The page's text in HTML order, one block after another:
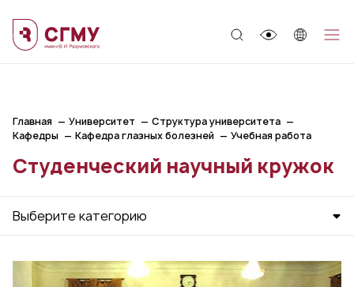
Главная Университет
Структура университета
Кафедры
Кафедра глазных болезней Учебная работа
Студенческий научный кружок
Выберите категорию